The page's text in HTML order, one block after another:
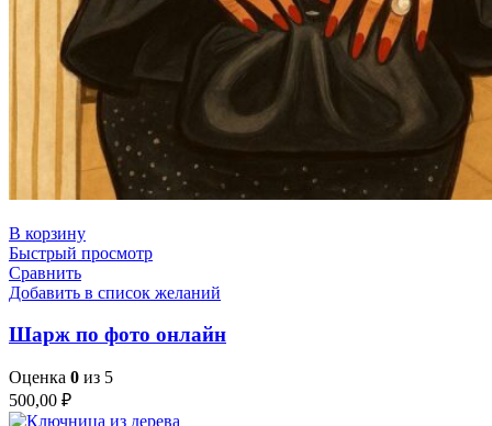
В корзину
Быстрый просмотр
Сравнить
Добавить в список желаний
Шарж по фото онлайн
Оценка 0 из 5
500,00 ₽